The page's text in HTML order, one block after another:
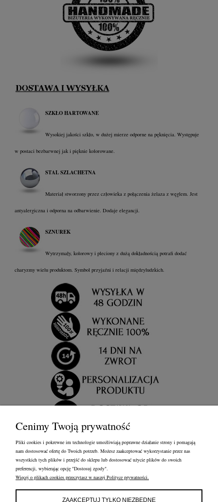
SZKŁO HARTOWANE
Wysokiej jakości szkło, w dużej mierze odporne na pęknięcia. Występuje
w postaci bezbarwnej jak i pięknie kolorowane.
STAL SZLACHETNA
Materiał stworzony przez człowieka z połączenia żelaza z węglem. Jest
antyalergiczna i odporna na odbarwienie. Dodaje elegancji.
SZNUREK
Wytrzymały, kolorowy i pleciony z dużą dokładnością potrafi dodać
charyzmy wielu produktom. Symbol przyjaźni i relacji międzyludzkich
OBSŁUGA KLIENTA FRANCOW JEWELRY
Cenimy Twoją prywatność
Pliki cookies i pokrewne im technologie umożliwiają poprawne działanie strony i pomagają
nam dostosować ofertę do Twoich potrzeb. Możesz zaakceptować wykorzystanie przez nas
wszystkich tych plików i przejść do sklepu lub dostosować użycie plików do swoich
preferencji, wybierając opcję "Dostosuj zgody".
Więcej o plikach cookies przeczytasz w naszej Polityce prywatności.
ZAAKCEPTUJ TYLKO NIEZBĘDNE